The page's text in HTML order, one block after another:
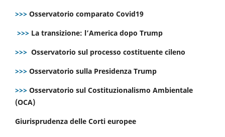
>>> Osservatorio comparato Covid19
>>> La transizione: l’America dopo Trump
>>> Osservatorio sul processo costituente cileno
>>> Osservatorio sulla Presidenza Trump
>>> Osservatorio sul Costituzionalismo Ambientale
(OCA)
Giurisprudenza delle Corti europee